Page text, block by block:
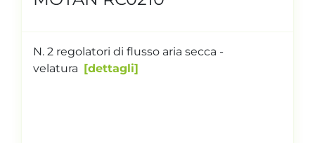
N. 2 regolatori di flusso aria secca -
velatura
dettagli